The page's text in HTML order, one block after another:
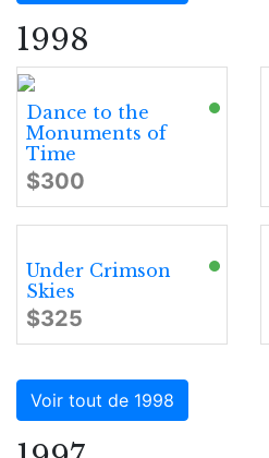
1998
Dance to the
Monuments of
Time
$300
Under Crimson
Skies
$325
Voir tout de 1998